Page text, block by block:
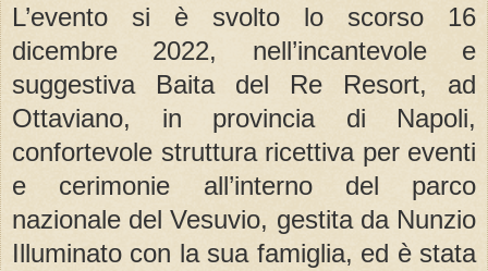
L’evento si è svolto lo scorso 16
dicembre 2022, nell’incantevole e
suggestiva Baita del Re Resort, ad
Ottaviano, in provincia di Napoli,
confortevole struttura ricettiva per eventi
e cerimonie all’interno del parco
nazionale del Vesuvio, gestita da Nunzio
Illuminato con la sua famiglia, ed è stata